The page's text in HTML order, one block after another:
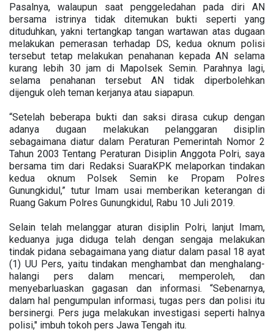
Pasalnya, walaupun saat penggeledahan pada diri AN
bersama istrinya tidak ditemukan bukti seperti yang
dituduhkan, yakni tertangkap tangan wartawan atas dugaan
melakukan pemerasan terhadap DS, kedua oknum polisi
tersebut tetap melakukan penahanan kepada AN selama
kurang lebih 30 jam di Mapolsek Semin. Parahnya lagi,
selama penahanan tersebut AN tidak diperbolehkan
dijenguk oleh teman kerjanya atau siapapun.
“Setelah beberapa bukti dan saksi dirasa cukup dengan
adanya dugaan melakukan pelanggaran disiplin
sebagaimana diatur dalam Peraturan Pemerintah Nomor 2
Tahun 2003 Tentang Peraturan Disiplin Anggota Polri, saya
bersama tim dari Redaksi SuaraKPK melaporkan tindakan
kedua oknum Polsek Semin ke Propam Polres
Gunungkidul,” tutur Imam usai memberikan keterangan di
Ruang Gakum Polres Gunungkidul, Rabu 10 Juli 2019.
Selain telah melanggar aturan disiplin Polri, lanjut Imam,
keduanya juga diduga telah dengan sengaja melakukan
tindak pidana sebagaimana yang diatur dalam pasal 18 ayat
(1) UU Pers, yaitu tindakan menghambat dan menghalang-
halangi pers dalam mencari, memperoleh, dan
menyebarluaskan gagasan dan informasi. “Sebenarnya,
dalam hal pengumpulan informasi, tugas pers dan polisi itu
bersinergi. Pers juga melakukan investigasi seperti halnya
polisi," imbuh tokoh pers Jawa Tengah itu.